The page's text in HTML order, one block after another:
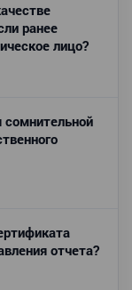
ранее
лицо?
сомнительной
отчета?